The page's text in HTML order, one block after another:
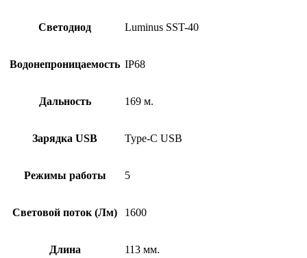
Светодиод Luminus SST-40
Водонепроницаемость IP68
Дальность 169 м.
Зарядка USB Type-C USB
Режимы работы 5
Световой поток (Лм) 1600
Длина 113 мм.